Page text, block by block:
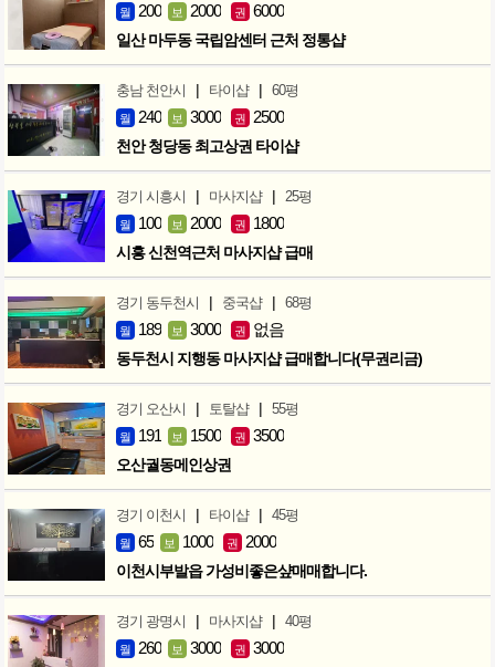
월 200 보 2000 권 6000
일산 마두동 국립암센터 근처 정통샵
충남 천안시 | 타이샵 | 60평
월 240 보 3000 권 2500
천안 청당동 최고상권 타이샵
경기 시흥시 | 마사지샵 | 25평
월 100 보 2000 권 1800
시흥 신천역근처 마사지샵 급매
경기 동두천시 | 중국샵 | 68평
월 189 보 3000 권 없음
동두천시 지행동 마사지샵 급매합니다(무권리금)
경기 오산시 | 토탈샵 | 55평
월 191 보 1500 권 3500
오산궐동메인상권
경기 이천시 | 타이샵 | 45평
월 65 보 1000 권 2000
이천시부발읍 가성비좋은샾매매합니다.
경기 광명시 | 마사지샵 | 40평
월 260 보 3000 권 3000